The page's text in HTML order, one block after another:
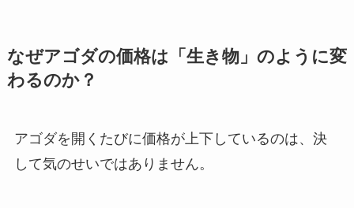
なぜアゴダの価格は「生き物」のように変
わるのか？
アゴダを開くたびに価格が上下しているのは、決
して気のせいではありません。